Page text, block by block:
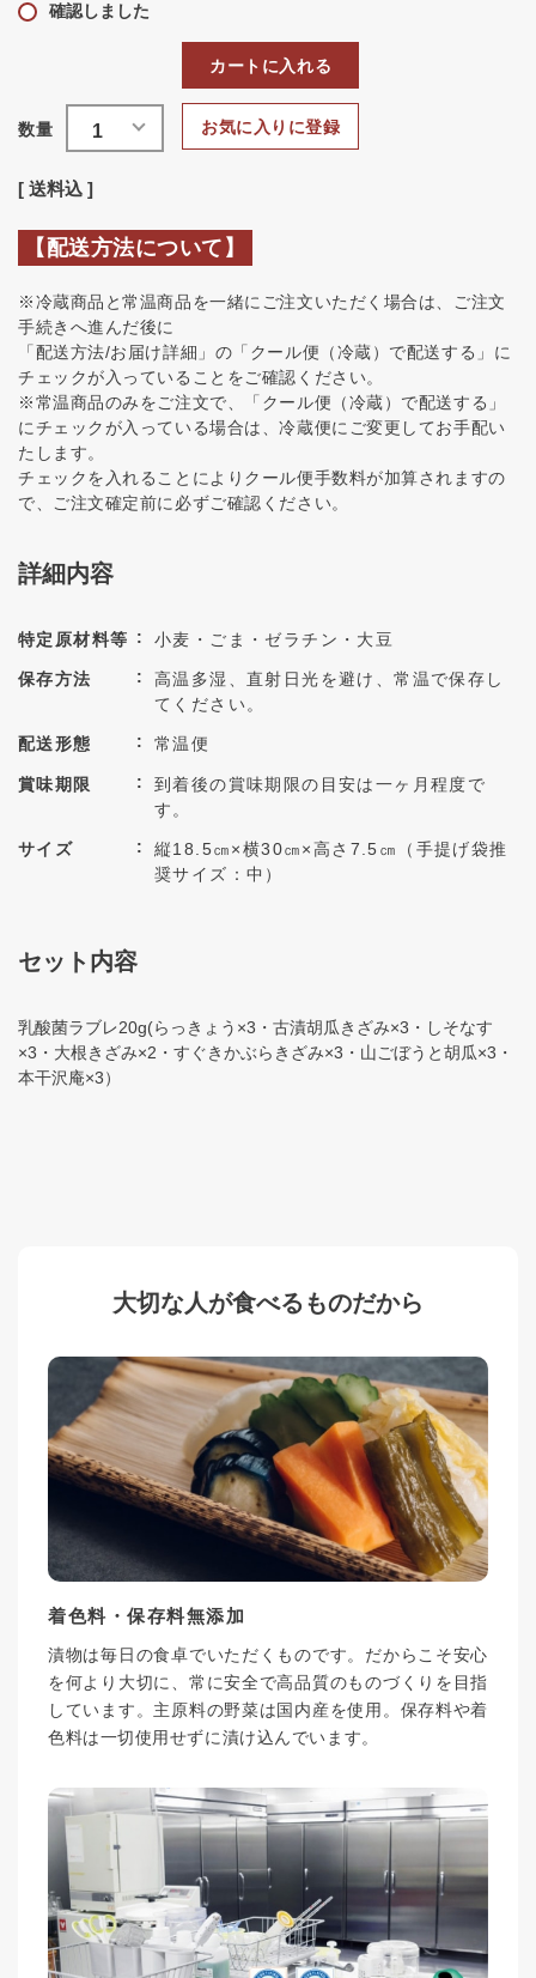
確認しました
お気に入りに登録
カートに入れる
送料込
【配送方法について】
※冷蔵商品と常温商品を一緒にご注文いただく場合は、ご注文
手続きへ進んだ後に
「配送方法/お届け詳細」の「クール便（冷蔵）で配送する」に
チェックが入っていることをご確認ください。
※常温商品のみをご注文で、「クール便（冷蔵）で配送する」
にチェックが入っている場合は、冷蔵便にご変更してお手配い
たします。
チェックを入れることによりクール便手数料が加算されますの
で、ご注文確定前に必ずご確認ください。
詳細内容
特定原材料等 小麦・ごま・ゼラチン・大豆
保存方法
高温多湿、直射日光を避け、常温で保存し
てください。
配送形態 常温便
賞味期限
到着後の賞味期限の目安は一ヶ月程度で
す。
サイズ
縦18.5㎝×横30㎝×高さ7.5㎝（手提げ袋推
奨サイズ：中）
セット内容
乳酸菌ラブレ20g(らっきょう×3・古漬胡瓜きざみ×3・しそなす
×3・大根きざみ×2・すぐきかぶらきざみ×3・山ごぼうと胡瓜×3・
本干沢庵×3）
大切な人が食べるものだから
着色料・保存料無添加
漬物は毎日の食卓でいただくものです。だからこそ安心
を何より大切に、常に安全で高品質のものづくりを目指
しています。主原料の野菜は国内産を使用。保存料や着
色料は一切使用せずに漬け込んでいます。